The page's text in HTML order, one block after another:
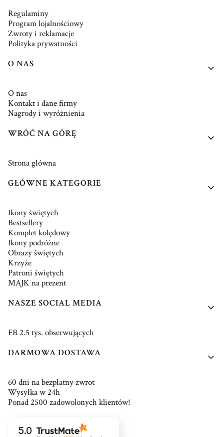
Regulaminy
Program lojalnościowy
Zwroty i reklamacje
Polityka prywatności
O NAS
O nas
Kontakt i dane firmy
Nagrody i wyróżnienia
WRÓĆ NA GÓRĘ
Strona główna
GŁÓWNE KATEGORIE
Ikony świętych
Bestsellery
Komplet kolędowy
Ikony podróżne
Obrazy świętych
Krzyże
Patroni świętych
MAJK na prezent
NASZE SOCIAL MEDIA
FB 2.5 tys. obserwujących
DARMOWA DOSTAWA
60 dni na bezpłatny zwrot
Wysyłka w 24h
Ponad 2500 zadowolonych klientów!
5.0